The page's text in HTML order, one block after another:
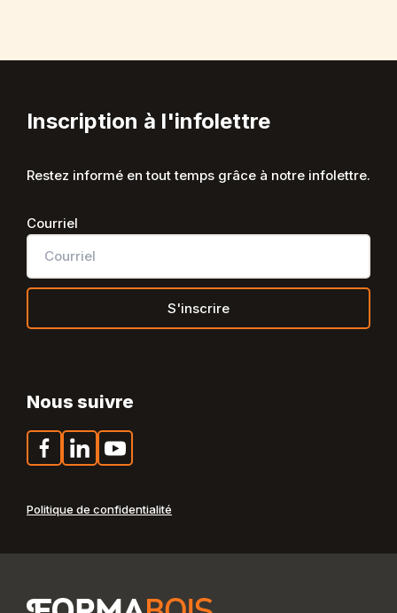
Inscription à l'infolettre
Restez informé en tout temps grâce à notre infolettre.
Courriel
Nous suivre
Politique de confidentialité